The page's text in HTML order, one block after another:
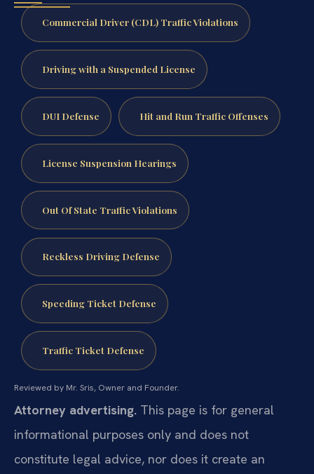
Commercial Driver (CDL) Traffic Violations
Driving with a Suspended License
DUI Defense Hit and Run Traffic Offenses
License Suspension Hearings
Out Of State Traffic Violations
Reckless Driving Defense
Speeding Ticket Defense
Traffic Ticket Defense
Reviewed by Mr. Sris, Owner and Founder.
Attorney advertising. This page is for general
informational purposes only and does not
constitute legal advice, nor does it create an